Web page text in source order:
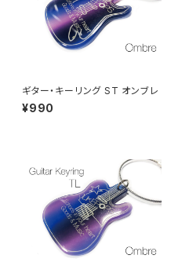
ギター・キーリング ST オンブレ
¥990